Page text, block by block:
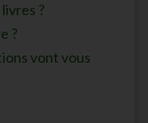
?
?
vont vous